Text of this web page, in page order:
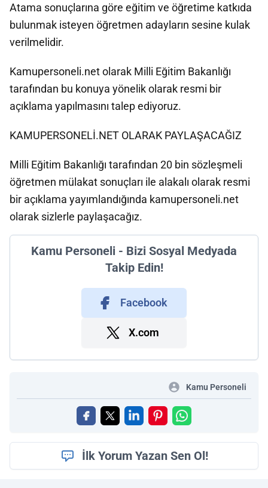
Atama sonuçlarına göre eğitim ve öğretime katkıda
bulunmak isteyen öğretmen adayların sesine kulak
verilmelidir.
Kamupersoneli.net olarak Milli Eğitim Bakanlığı
tarafından bu konuya yönelik olarak resmi bir
açıklama yapılmasını talep ediyoruz.
KAMUPERSONELİ.NET OLARAK PAYLAŞACAĞIZ
Milli Eğitim Bakanlığı tarafından 20 bin sözleşmeli
öğretmen mülakat sonuçları ile alakalı olarak resmi
bir açıklama yayımlandığında kamupersoneli.net
olarak sizlerle paylaşacağız.
Kamu Personeli - Bizi Sosyal Medyada
Takip Edin!
Facebook
X.com
Kamu Personeli
İlk Yorum Yazan Sen Ol!